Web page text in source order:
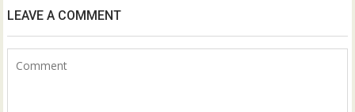
LEAVE A COMMENT